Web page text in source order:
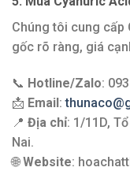
Chúng tôi cung cấp
gốc rõ ràng, giá
📞 Hotline/Zalo:
📩 Email:
📍 Địa chỉ: 1/11D,
Nai.
🌐Website: